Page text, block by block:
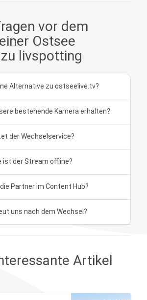
vor dem
Ostsee
livspotting
Alternative zu ostseelive.tv?
bestehende Kamera erhalten?
der Wechselservice?
ist der Stream offline?
Partner im Content Hub?
uns nach dem Wechsel?
Artikel